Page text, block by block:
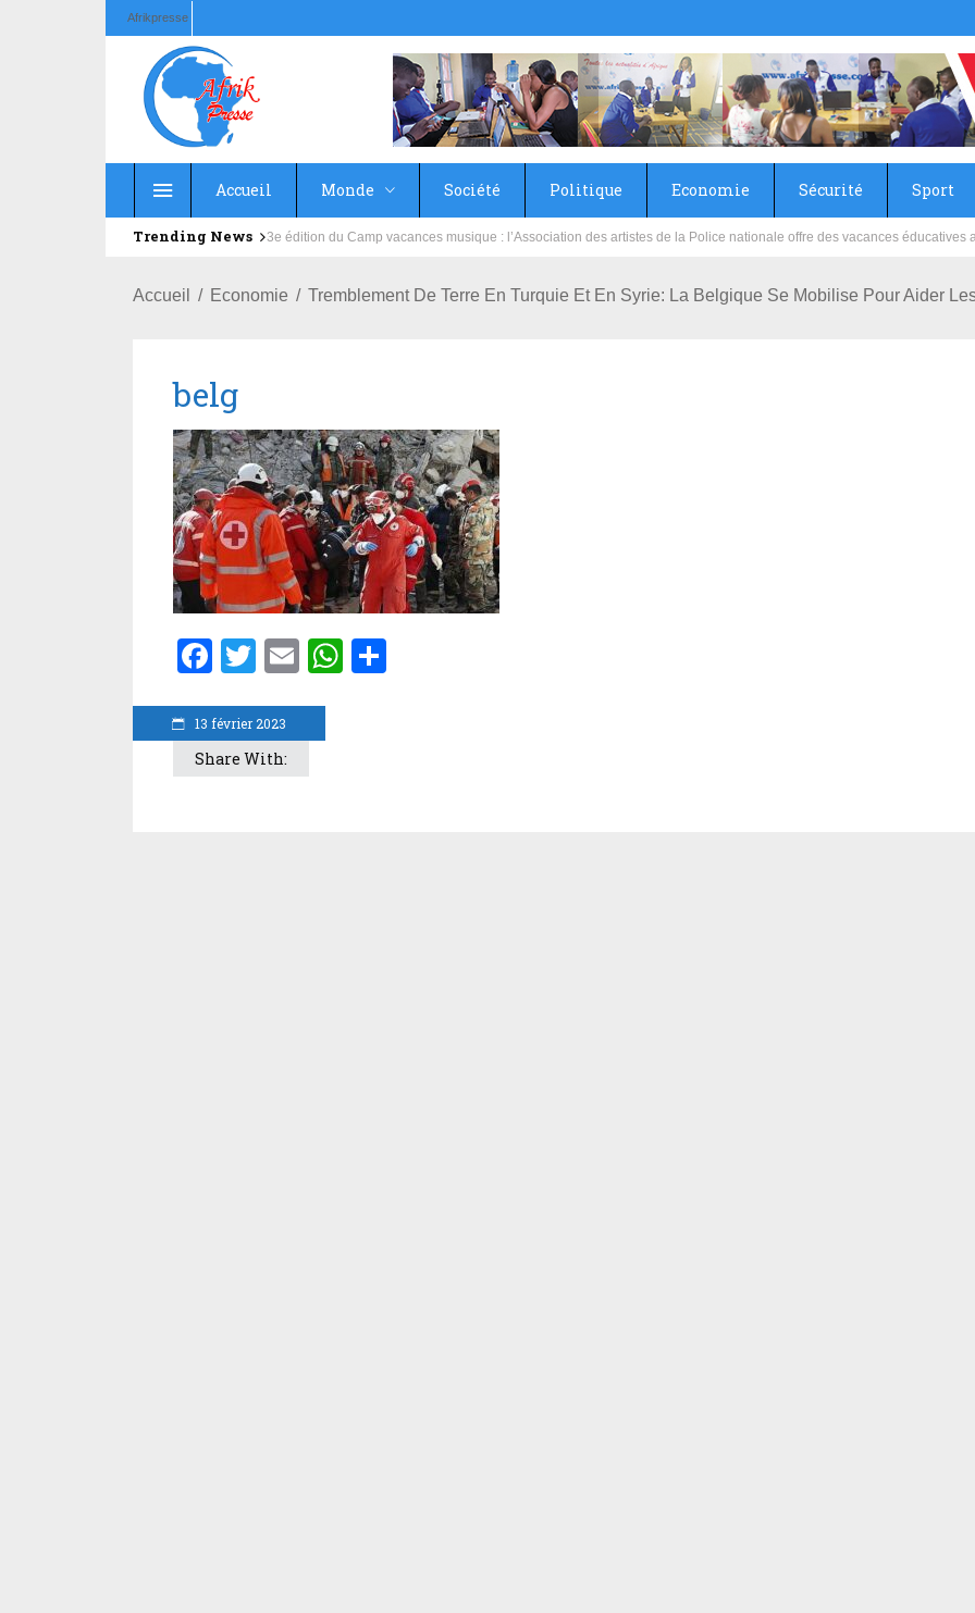
Afrikpresse
Accueil Monde Société Politique Economie Sécurité Sport
Trending News Education : la fédération de la Russie rénove les écoles primaire et collège du Camp Général Aboubacar Sangoulé
Accueil Economie Tremblement De Terre En Turquie Et En Syrie: La Belgique Se Mobilise Pour Aider
13 février 2023
belg
Facebook
Twitter
EmailWhatsApp
Share With: